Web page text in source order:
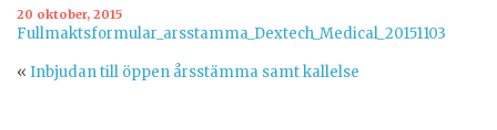
20 oktober, 2015
Fullmaktsformular_arsstamma_Dextech_Medical_20151103
« Inbjudan till öppen årsstämma samt kallelse